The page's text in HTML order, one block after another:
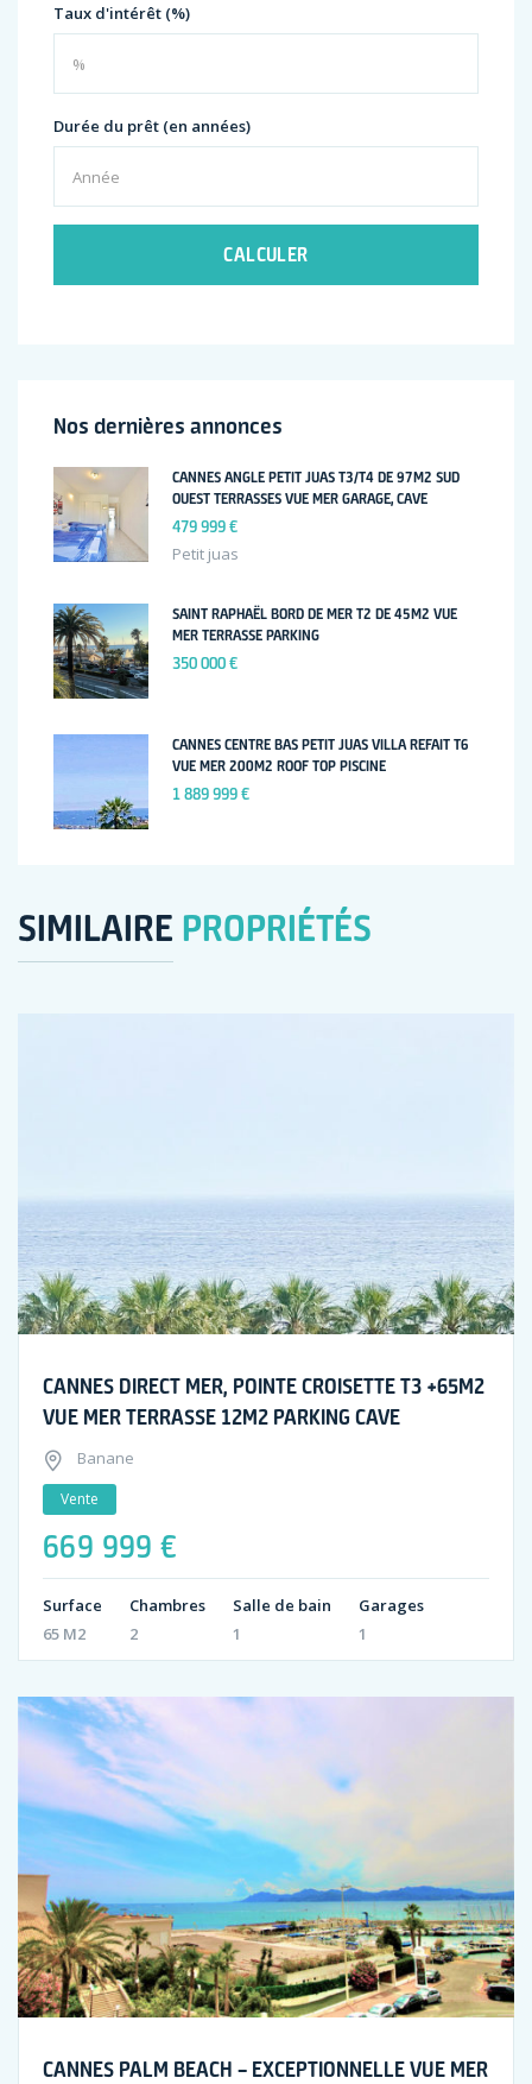
Taux d'intérêt (%)
Durée du prêt (en années)
CALCULER
Nos dernières annonces
CANNES ANGLE PETIT JUAS T3/T4 DE 97M2 SUD
OUEST TERRASSES VUE MER GARAGE, CAVE
479 999 €
Petit juas
SAINT RAPHAËL BORD DE MER T2 DE 45M2 VUE
MER TERRASSE PARKING
350 000 €
CANNES CENTRE BAS PETIT JUAS VILLA REFAIT T6
VUE MER 200M2 ROOF TOP PISCINE
1 889 999 €
SIMILAIRE PROPRIÉTÉS
CANNES DIRECT MER, POINTE CROISETTE T3 +65M2
VUE MER TERRASSE 12M2 PARKING CAVE
Banane
Vente
669 999 €
Surface
65 M2
Chambres
2
Salle de bain
1
Garages
1
CANNES PALM BEACH – EXCEPTIONNELLE VUE MER